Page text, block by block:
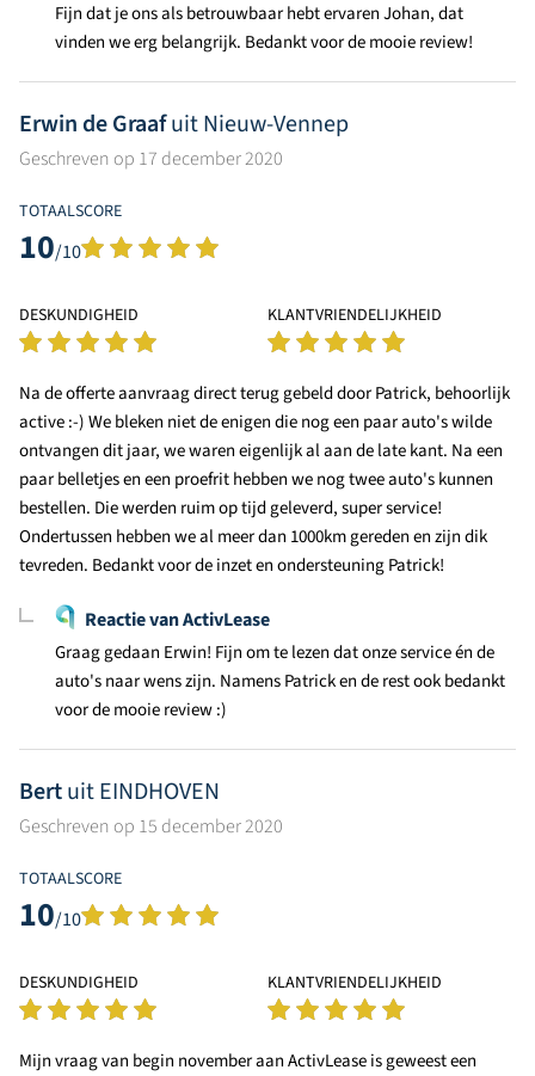
Fijn dat je ons als betrouwbaar hebt ervaren Johan, dat
vinden we erg belangrijk. Bedankt voor de mooie review!
Erwin de Graafuit Nieuw-Vennep
Geschreven op 17 december 2020
TOTAALSCORE
10/10
DESKUNDIGHEID KLANTVRIENDELIJKHEID
Na de offerte aanvraag direct terug gebeld door Patrick, behoorlijk
active :-) We bleken niet de enigen die nog een paar auto's wilde
ontvangen dit jaar, we waren eigenlijk al aan de late kant. Na een
paar belletjes en een proefrit hebben we nog twee auto's kunnen
bestellen. Die werden ruim op tijd geleverd, super service!
Ondertussen hebben we al meer dan 1000km gereden en zijn dik
tevreden. Bedankt voor de inzet en ondersteuning Patrick!
Reactie van ActivLease
Graag gedaan Erwin! Fijn om te lezen dat onze service én de
auto's naar wens zijn. Namens Patrick en de rest ook bedankt
voor de mooie review :)
Bertuit EINDHOVEN
Geschreven op 15 december 2020
TOTAALSCORE
10/10
DESKUNDIGHEID KLANTVRIENDELIJKHEID
Mijn vraag van begin november aan ActivLease is geweest een